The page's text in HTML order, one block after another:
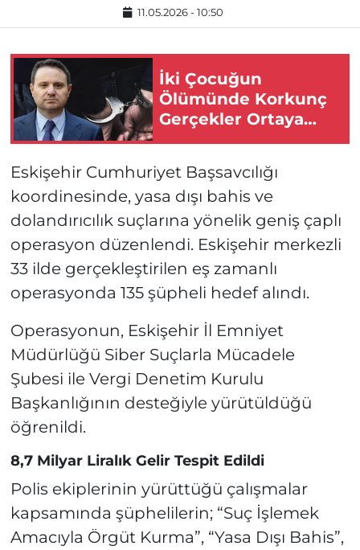
11.05.2026 - 10:50
İki Çocuğun
Ölümünde Korkunç
Gerçekler Ortaya
Çıktı
Eskişehir Cumhuriyet Başsavcılığı
koordinesinde, yasa dışı bahis ve
dolandırıcılık suçlarına yönelik geniş çaplı
operasyon düzenlendi. Eskişehir merkezli
33 ilde gerçekleştirilen eş zamanlı
operasyonda 135 şüpheli hedef alındı.
Operasyonun, Eskişehir İl Emniyet
Müdürlüğü Siber Suçlarla Mücadele
Şubesi ile Vergi Denetim Kurulu
Başkanlığının desteğiyle yürütüldüğü
öğrenildi.
8,7 Milyar Liralık Gelir Tespit Edildi
Polis ekiplerinin yürüttüğü çalışmalar
kapsamında şüphelilerin; “Suç İşlemek
Amacıyla Örgüt Kurma”, “Yasa Dışı Bahis”,